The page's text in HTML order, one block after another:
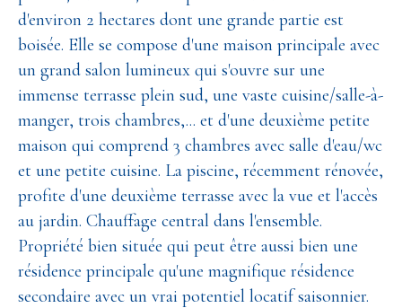
d'environ 2 hectares dont une grande partie est
boisée. Elle se compose d'une maison principale avec
un grand salon lumineux qui s'ouvre sur une
immense terrasse plein sud, une vaste cuisine/salle-à-
manger, trois chambres,... et d'une deuxième petite
maison qui comprend 3 chambres avec salle d'eau/wc
et une petite cuisine. La piscine, récemment rénovée,
profite d'une deuxième terrasse avec la vue et l'accès
au jardin. Chauffage central dans l'ensemble.
Propriété bien située qui peut être aussi bien une
résidence principale qu'une magnifique résidence
secondaire avec un vrai potentiel locatif saisonnier.